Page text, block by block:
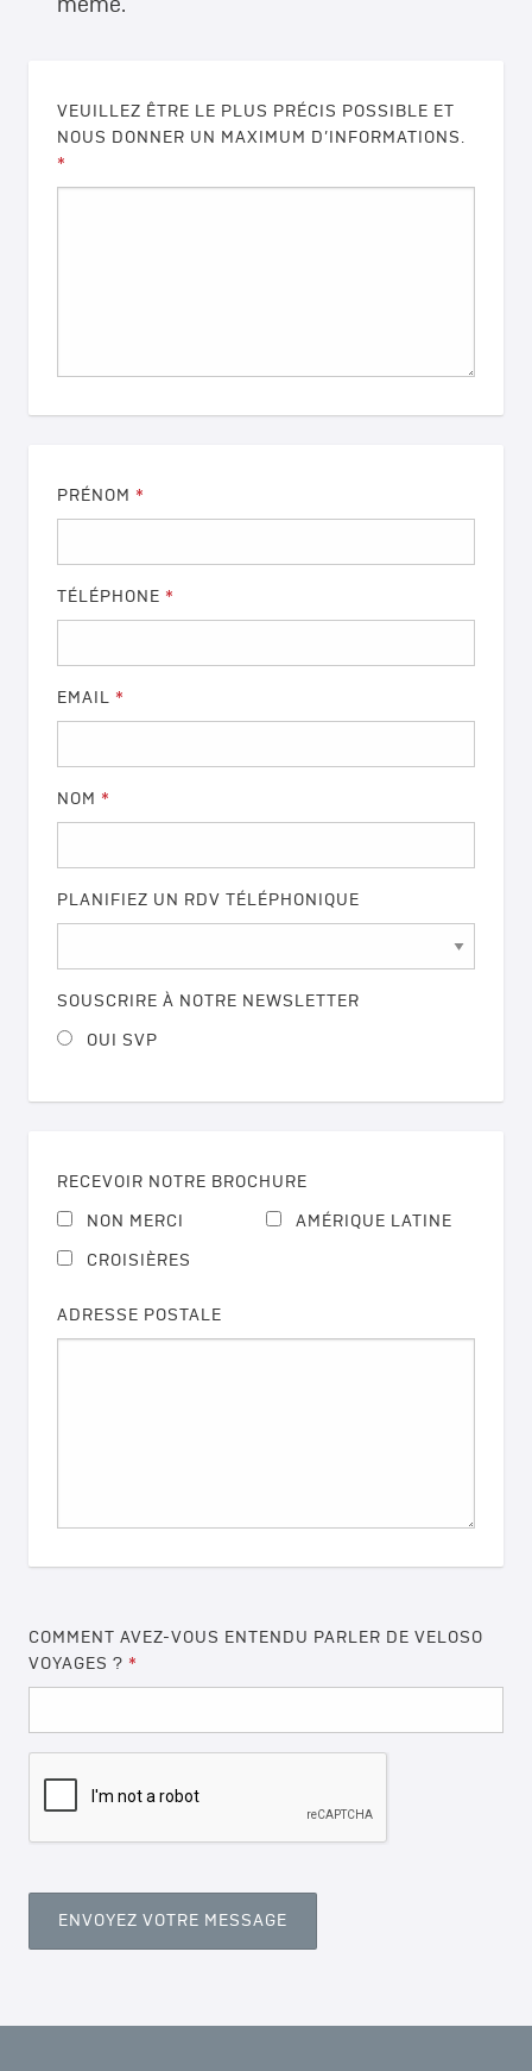
même.
VEUILLEZ ÊTRE LE PLUS PRÉCIS POSSIBLE ET
NOUS DONNER UN MAXIMUM D’INFORMATIONS.
*
PRÉNOM *
TÉLÉPHONE *
EMAIL *
NOM *
PLANIFIEZ UN RDV TÉLÉPHONIQUE
SOUSCRIRE À NOTRE NEWSLETTER
OUI SVP
RECEVOIR NOTRE BROCHURE
NON MERCI AMÉRIQUE LATINE
CROISIÈRES
ADRESSE POSTALE
COMMENT AVEZ-VOUS ENTENDU PARLER DE VELOSO
VOYAGES ? *